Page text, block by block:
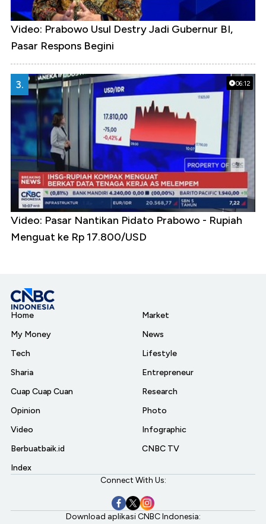
Video: Prabowo Usul Destry Jadi Gubernur BI,
Pasar Respons Begini
06:12
3.
Video: Pasar Nantikan Pidato Prabowo - Rupiah
Menguat ke Rp 17.800/USD
Home
My Money
Tech
Sharia
Cuap Cuap Cuan
Opinion
Video
Berbuatbaik.id
Index
Market
News
Lifestyle
Entrepreneur
Research
Photo
Infographic
CNBC TV
Connect With Us:
Download aplikasi CNBC Indonesia: